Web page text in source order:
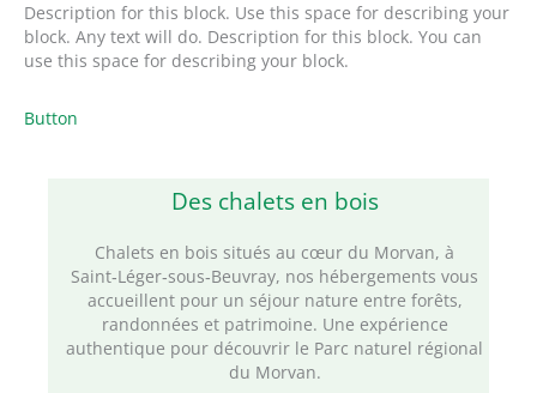
Description for this block. Use this space for describing your
block. Any text will do. Description for this block. You can
use this space for describing your block.
Button
Des chalets en bois
Chalets en bois situés au cœur du Morvan, à
Saint‑Léger‑sous‑Beuvray, nos hébergements vous
accueillent pour un séjour nature entre forêts,
randonnées et patrimoine. Une expérience
authentique pour découvrir le Parc naturel régional
du Morvan.